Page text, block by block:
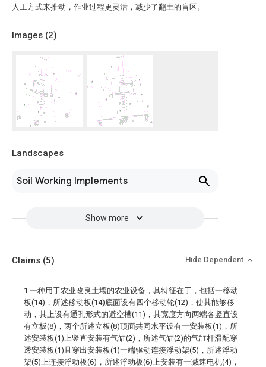
人工方式来推动，作业过程更灵活，减少了翻土的盲区。
Images (2)
Landscapes
Soil Working Implements
Show more
Claims (5) Hide Dependent
1.一种用于农业改良土壤的农业设备，其特征在于，包括一移动
板(14)，所述移动板(14)底面设有四个移动轮(12)，使其能够移
动，其上设有通孔形式的避空槽(11)，其宽度方向两端各竖直设
有立板(8)，两个所述立板(8)顶面共同水平设有一安装板(1)，所
述安装板(1)上竖直安装有气缸(2)，所述气缸(2)的气缸杆滑配穿
透安装板(1)且穿出安装板(1)一端驱动连接浮动架(5)，所述浮动
架(5)上连接浮动板(6)，所述浮动板(6)上安装有一减速电机(4)，